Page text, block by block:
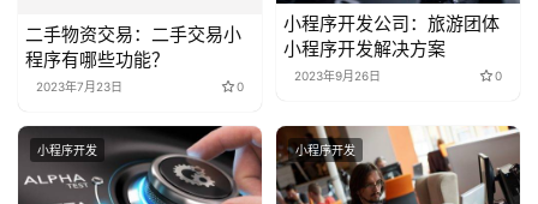
程序有哪些功能？
2023年7月23日
小程序开发公司：旅游团体
小程序开发解决方案
小程序开发 小程序开发